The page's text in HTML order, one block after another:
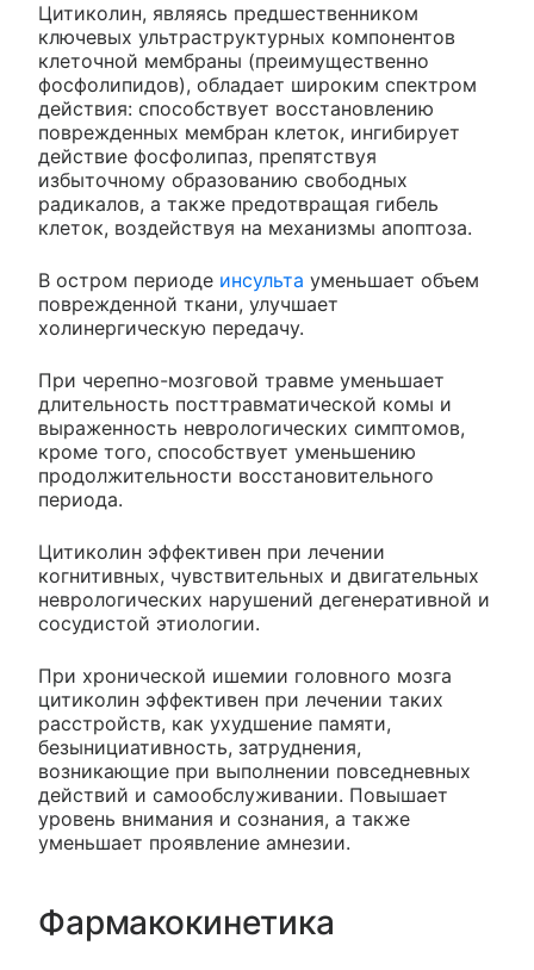
Цитиколин, являясь предшественником
ключевых ультраструктурных компонентов
клеточной мембраны (преимущественно
фосфолипидов), обладает широким спектром
действия: способствует восстановлению
поврежденных мембран клеток, ингибирует
действие фосфолипаз, препятствуя
избыточному образованию свободных
радикалов, а также предотвращая гибель
клеток, воздействуя на механизмы апоптоза.
В остром периоде инсульта уменьшает объем
поврежденной ткани, улучшает
холинергическую передачу.
При черепно-мозговой травме уменьшает
длительность посттравматической комы и
выраженность неврологических симптомов,
кроме того, способствует уменьшению
продолжительности восстановительного
периода.
Цитиколин эффективен при лечении
когнитивных, чувствительных и двигательных
неврологических нарушений дегенеративной и
сосудистой этиологии.
При хронической ишемии головного мозга
цитиколин эффективен при лечении таких
расстройств, как ухудшение памяти,
безынициативность, затруднения,
возникающие при выполнении повседневных
действий и самообслуживании. Повышает
уровень внимания и сознания, а также
уменьшает проявление амнезии.
Фармакокинетика